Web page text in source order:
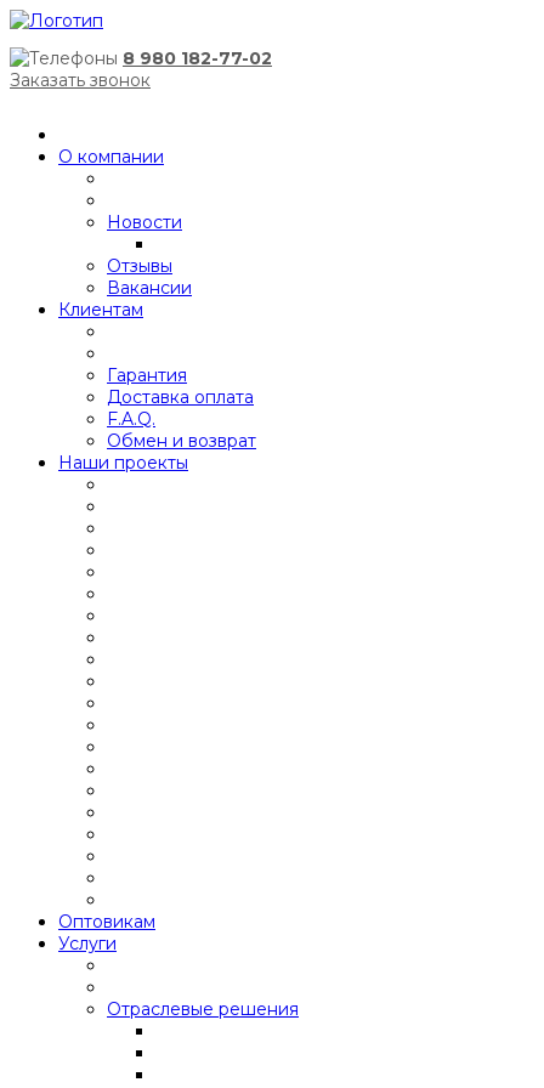
8 980 182-77-02
Заказать звонок
О компании
Новости
Отзывы
Вакансии
Клиентам
Гарантия
Доставка оплата
F.A.Q.
Обмен и возврат
Наши проекты
Оптовикам
Услуги
Отраслевые решения